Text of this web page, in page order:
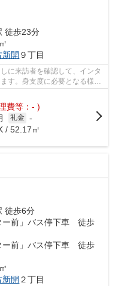
徒歩23分
新開 ９丁目
に来訪者を確認して、インタ
す。身支度に必要となる様々
費等：- )
礼金 -
/ 52.17㎡
徒歩6分
ー前」バス停下車 徒歩
ー前」バス停下車 徒歩
新開 ２丁目